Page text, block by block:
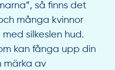
så finns det
många kvinnor
silkeslen hud.
kan fånga upp din
märka av